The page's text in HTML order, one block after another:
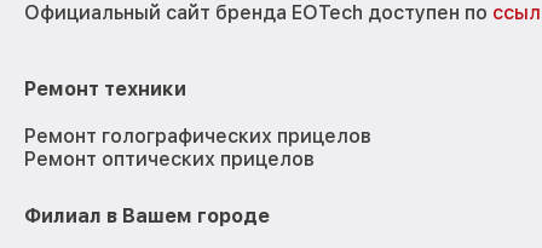
Официальный сайт бренда EOTech доступен по
Ремонт техники
Ремонт голографических прицелов
Ремонт оптических прицелов
Филиал в Вашем городе